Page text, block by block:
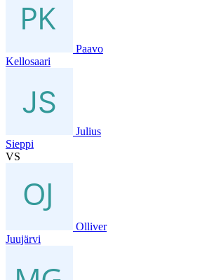
Paavo
Kellosaari
Julius
Sieppi
VS
Olliver
Juujärvi